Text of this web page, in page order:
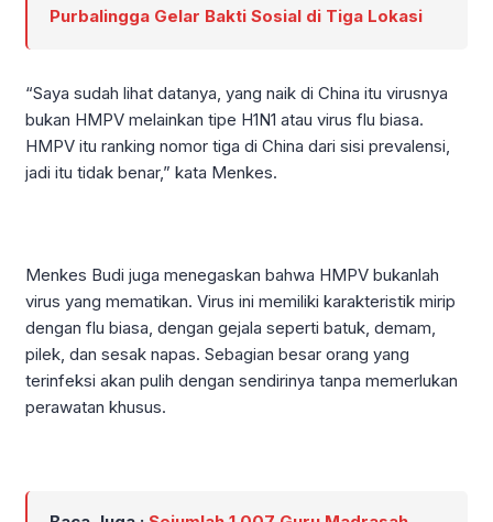
Purbalingga Gelar Bakti Sosial di Tiga Lokasi
“Saya sudah lihat datanya, yang naik di China itu virusnya
bukan HMPV melainkan tipe H1N1 atau virus flu biasa.
HMPV itu ranking nomor tiga di China dari sisi prevalensi,
jadi itu tidak benar,” kata Menkes.
Menkes Budi juga menegaskan bahwa HMPV bukanlah
virus yang mematikan. Virus ini memiliki karakteristik mirip
dengan flu biasa, dengan gejala seperti batuk, demam,
pilek, dan sesak napas. Sebagian besar orang yang
terinfeksi akan pulih dengan sendirinya tanpa memerlukan
perawatan khusus.